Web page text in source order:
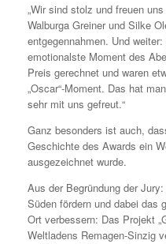
„Wir sind stolz und freuen
Walburga Greiner und Silke
entgegennahmen. Und
emotionalste Moment des
Preis gerechnet und waren
„Oscar“-Moment. Das hat
sehr mit uns gefreut.“
Ganz besonders ist auch,
Geschichte des Awards ein
ausgezeichnet wurde.
Aus der Begründung der
Süden fördern und dabei das
Ort verbessern: Das Projekt
Weltladens Remagen-Sinzig